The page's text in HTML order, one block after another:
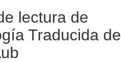
lectura de
Traducida de